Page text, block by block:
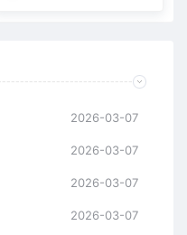
2026-03-07
2026-03-07
2026-03-07
2026-03-07